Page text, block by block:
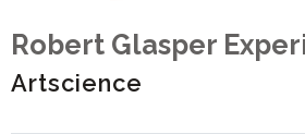
Robert Glasper
Artscience